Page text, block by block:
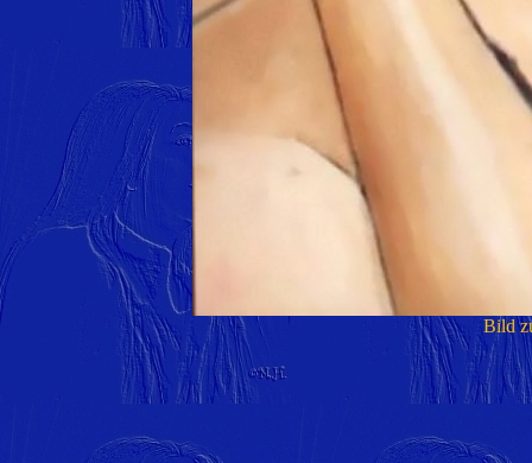
Bild